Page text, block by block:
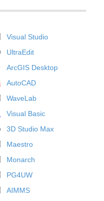
Visual Studio
UltraEdit
ArcGIS Desktop
AutoCAD
WaveLab
Visual Basic
3D Studio Max
Maestro
Monarch
PG4UW
AIMMS